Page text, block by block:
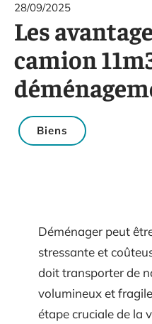
28/09/2025
Les
camion
Biens
Déménager peut
stressante et
doit transporter de
volumineux et
étape cruciale de la